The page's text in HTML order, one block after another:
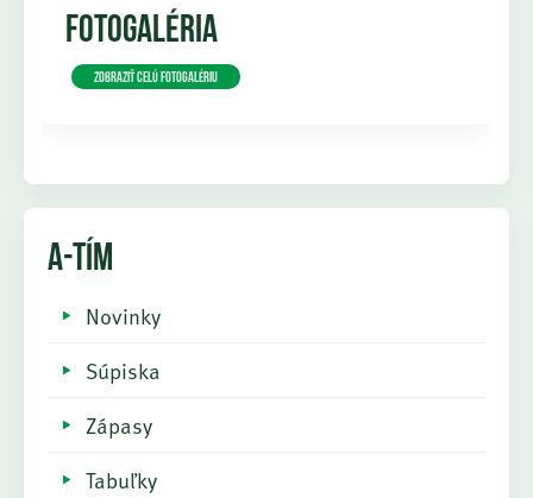
FOTOGALÉRIA
Zobraziť celú fotogalériu
A-TÍM
Novinky
Súpiska
Zápasy
Tabuľky